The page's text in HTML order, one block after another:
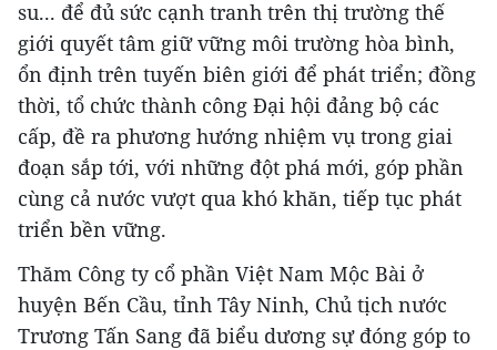
su... để đủ sức cạnh tranh trên thị trường thế
giới quyết tâm giữ vững môi trường hòa bình,
ổn định trên tuyến biên giới để phát triển; đồng
thời, tổ chức thành công Đại hội đảng bộ các
cấp, đề ra phương hướng nhiệm vụ trong giai
đoạn sắp tới, với những đột phá mới, góp phần
cùng cả nước vượt qua khó khăn, tiếp tục phát
triển bền vững.
Thăm Công ty cổ phần Việt Nam Mộc Bài ở
huyện Bến Cầu, tỉnh Tây Ninh, Chủ tịch nước
Trương Tấn Sang đã biểu dương sự đóng góp to